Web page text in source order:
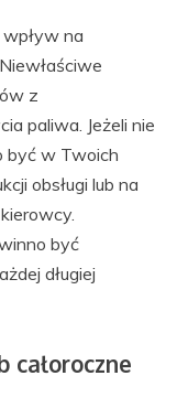
na
z
paliwa. Jeżeli nie
być w Twoich
obsługi lub na
być
długiej